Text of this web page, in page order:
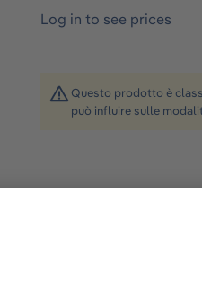
Log in to see prices
Questo prodotto è
può influire sulle